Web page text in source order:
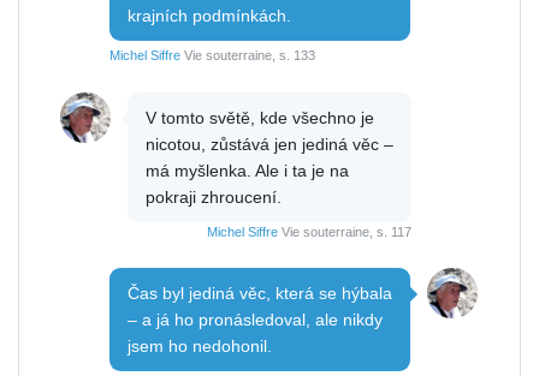
krajních podmínkách.
Michel Siffre Vie souterraine, s. 133
V tomto světě, kde všechno je
nicotou, zůstává jen jediná věc –
má myšlenka. Ale i ta je na
pokraji zhroucení.
Michel Siffre Vie souterraine, s. 117
Čas byl jediná věc, která se hýbala
– a já ho pronásledoval, ale nikdy
jsem ho nedohonil.